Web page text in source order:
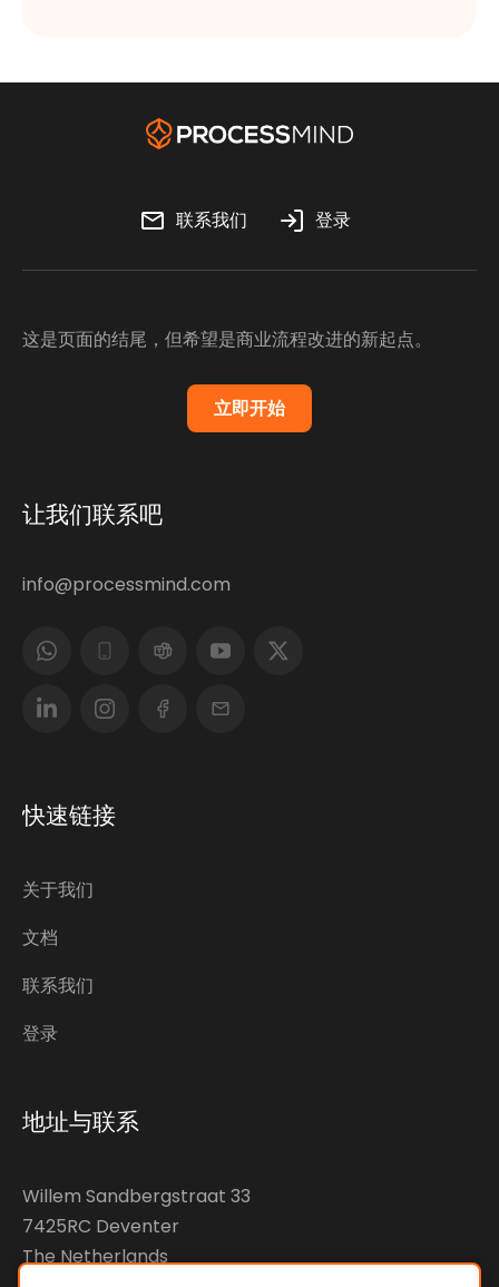
联系我们 登录
这是页面的结尾，但希望是商业流程改进的新起点。
立即开始
让我们联系吧
info@processmind.com
快速链接
关于我们
文档
联系我们
登录
地址与联系
Willem Sandbergstraat 33
7425RC Deventer
The Netherlands